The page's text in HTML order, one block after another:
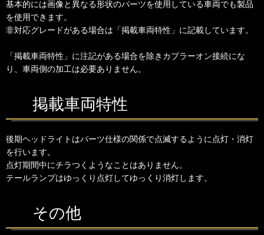
基本的には画像と異なる形状のパーツを使用している車両でも製品
を使用できます。
非対応グレードがある場合は「掲載車両特性」に記載しています。
「掲載車両特性」に注記がある場合を除きカプラーオン接続にな
り、車両側の加工は必要ありません。
掲載車両特性
後期ヘッドライトはパーツ仕様の関係で点滅するように点灯・消灯
を行います。
点灯期間中にチラつくようなことはありません。
テールランプはゆっくり点灯してゆっくり消灯します。
その他